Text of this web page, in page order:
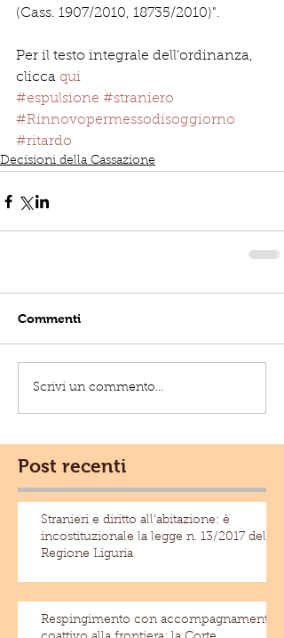
Post recenti
(Cass. 1907/2010, 18735/2010)".
Per il testo integrale dell'ordinanza,
clicca qui
#espulsione #straniero
#Rinnovopermessodisoggiorno
#ritardo
Decisioni della Cassazione
Commenti
Scrivi un commento...
Stranieri e diritto all'abitazione: è
incostituzionale la legge n. 13/2017 della
Regione Liguria
Respingimento con accompagnamento